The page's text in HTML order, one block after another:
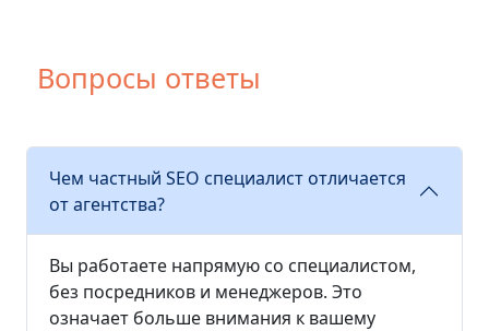
Вопросы ответы
Чем частный SEO специалист отличается
от агентства?
Вы работаете напрямую со специалистом,
без посредников и менеджеров. Это
означает больше внимания к вашему